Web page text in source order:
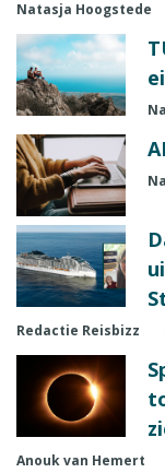
Natasja Hoogstede
Redactie Reisbizz
Anouk van Hemert